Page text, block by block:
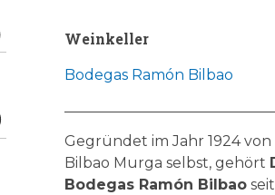
Weinkeller
Bodegas Ramón Bilbao
Gegründet im Jahr 1924 von
Bilbao Murga selbst, gehört
Bodegas Ramón Bilbao